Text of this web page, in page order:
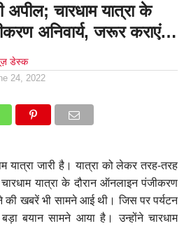
अपील; चारधाम यात्रा के
अनिवार्य, जरूर कराएं…
डेस्क
24, 2022
यात्रा जारी है। यात्रा को लेकर तरह-तरह
यात्रा के दौरान ऑनलाइन पंजीकरण
की खबरें भी सामने आई थी। जिस पर पर्यटन
बयान सामने आया है। उन्होंने चारधाम